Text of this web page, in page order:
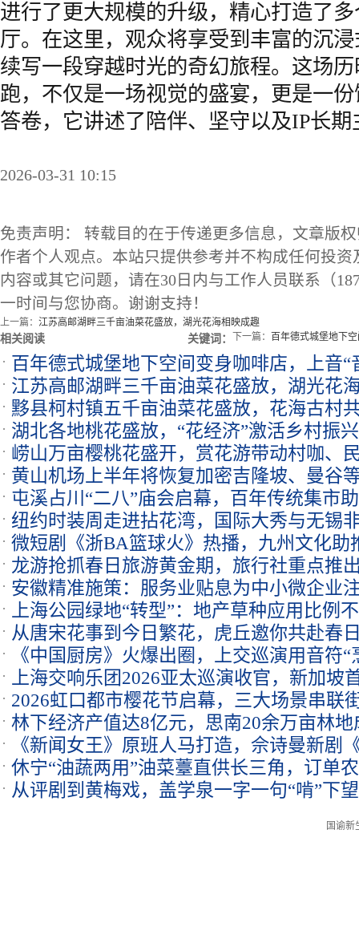
进行了更大规模的升级，精心打造了
厅。在这里，观众将享受到丰富的沉
续写一段穿越时光的奇幻旅程。这场
跑，不仅是一场视觉的盛宴，更是一
答卷，它讲述了陪伴、坚守以及IP长
2026-03-31 10:15
免责声明： 转载目的在于传递更多信息，文章版
作者个人观点。本站只提供参考并不构成任何投
内容或其它问题，请在30日内与工作人员联系（
一时间与您协商。谢谢支持！
上一篇： 江苏高邮湖畔三千亩油菜花盛放，湖光花海相映成趣
下一篇：
百年德式城堡地下
相关阅读 关键词：
百年德式城堡地下空间变身咖啡店，上音“
江苏高邮湖畔三千亩油菜花盛放，湖光花
黟县柯村镇五千亩油菜花盛放，花海古村
湖北各地桃花盛放，“花经济”激活乡村振
崂山万亩樱桃花盛开，赏花游带动村咖、
黄山机场上半年将恢复加密吉隆坡、曼谷
屯溪占川“二八”庙会启幕，百年传统集市
纽约时装周走进拈花湾，国际大秀与无锡
微短剧《浙BA篮球火》热播，九州文化助
龙游抢抓春日旅游黄金期，旅行社重点推
安徽精准施策：服务业贴息为中小微企业
上海公园绿地“转型”：地产草种应用比例
从唐宋花事到今日繁花，虎丘邀你共赴春
《中国厨房》火爆出圈，上交巡演用音符
上海交响乐团2026亚太巡演收官，新加坡
2026虹口都市樱花节启幕，三大场景串联
林下经济产值达8亿元，思南20余万亩林地
《新闻女王》原班人马打造，佘诗曼新剧
年犯罪
休宁“油蔬两用”油菜薹直供长三角，订单
从评剧到黄梅戏，盖学泉一字一句“啃”下
国谕新